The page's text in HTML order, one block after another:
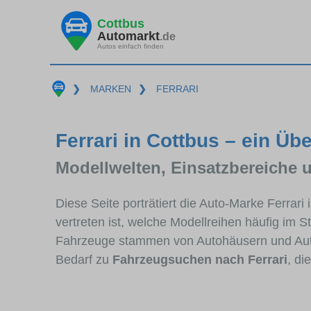
Cottbus
Automarkt.de
Autos einfach finden
❯ MARKEN ❯ FERRARI
Ferrari in Cottbus – ein
Modellwelten, Einsatzbereiche
Diese Seite porträtiert die Auto-Marke
vertreten ist, welche Modellreihen häufig im
Fahrzeuge stammen von Autohäusern und
Bedarf zu Fahrzeugsuchen nach Ferrari,